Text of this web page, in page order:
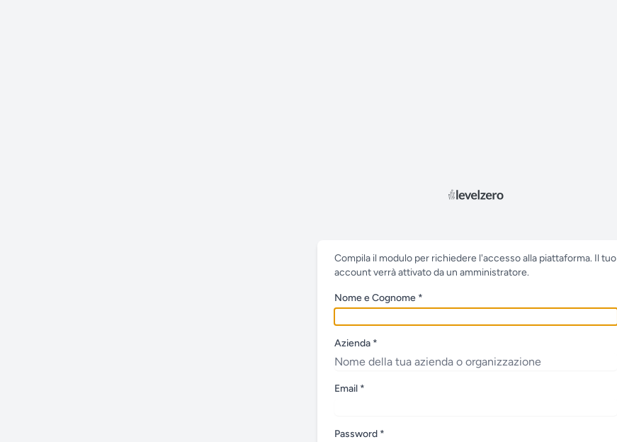
Compila il modulo per richiedere l'accesso alla piattaforma. Il tuo
account verrà attivato da un amministratore.
Nome e Cognome *
Azienda *
Email *
Password *